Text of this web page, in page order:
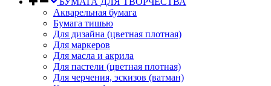
Акварельная бумага
Бумага тишью
Для дизайна (цветная плотная)
Для маркеров
Для масла и акрила
Для пастели (цветная плотная)
Для черчения, эскизов (ватман)